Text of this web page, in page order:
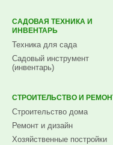
САДОВАЯ ТЕХНИКА И
ИНВЕНТАРЬ
Техника для сада
Садовый инструмент
СТРОИТЕЛЬСТВО И РЕМОНТ
Строительство дома
Ремонт и дизайн